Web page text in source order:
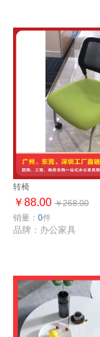
转椅
￥88.00 ￥268.00
销量： 0件
品牌：办公家具